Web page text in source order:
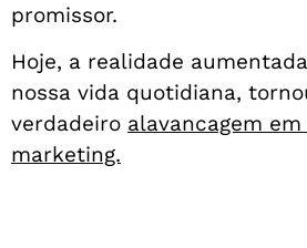
promissor.
Hoje, a realidade
nossa vida quotidiana,
verdadeiro alavancagem
marketing.